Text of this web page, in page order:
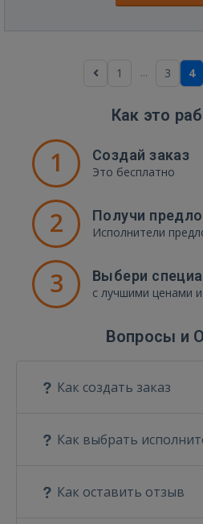
1 ... 3 4
Как это
1 Создай заказ
Это бесплатно
2 Получи
Исполнители
3 Выбери
с лучшими ценами
Вопросы и
Как создать заказ
Как выбрать
Как оставить отзыв